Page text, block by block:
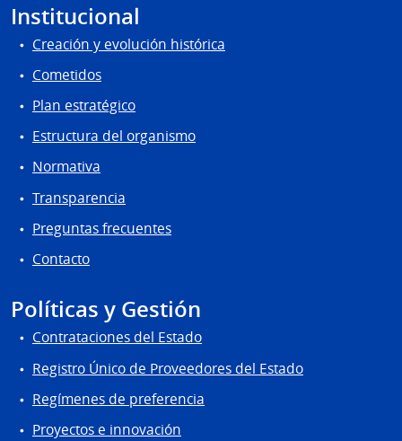
Institucional
Creación y evolución histórica
Cometidos
Plan estratégico
Estructura del organismo
Normativa
Transparencia
Preguntas frecuentes
Contacto
Políticas y Gestión
Contrataciones del Estado
Registro Único de Proveedores del Estado
Regímenes de preferencia
Proyectos e innovación